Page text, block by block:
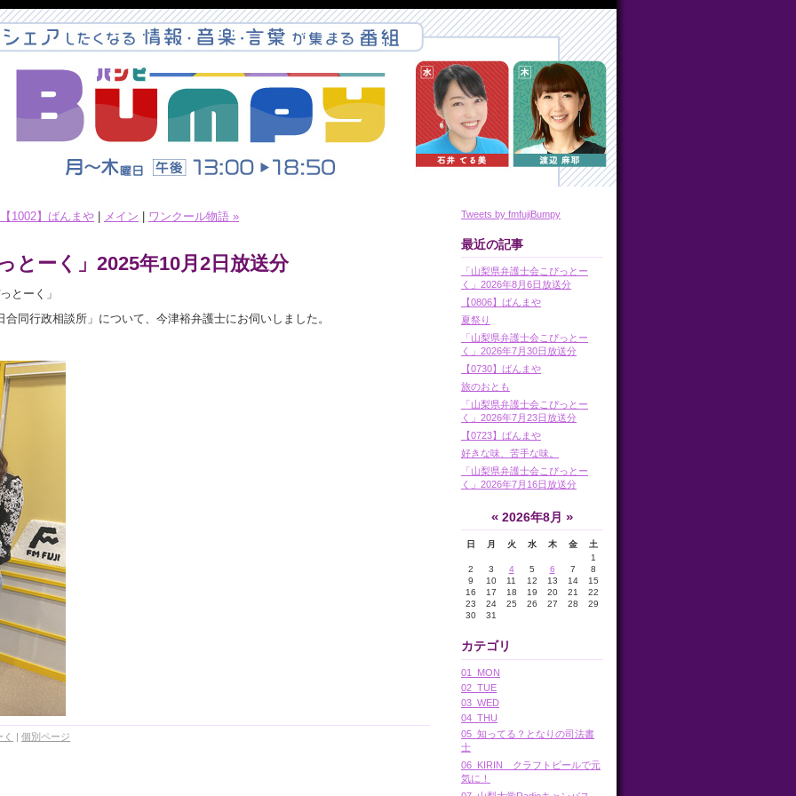
1002】ばんまや メイン ワンクール物語 »
とーく」2025年10月2日放送分
とーく」
同行政相談所」について、今津裕弁護士にお伺いしました。
| 個別ページ
Tweets by fmfujiBumpy
最近の記事
「山梨県弁護士会こぴっとー
く」2026年8月6日放送分
【0806】ばんまや
夏祭り
「山梨県弁護士会こぴっとー
く」2026年7月30日放送分
【0730】ばんまや
旅のおとも
「山梨県弁護士会こぴっとー
く」2026年7月23日放送分
【0723】ばんまや
好きな味、苦手な味。
「山梨県弁護士会こぴっとー
く」2026年7月16日放送分
« 2026年8月 »
日 月 火 水 木 金
土
1
2
3 4 5 6 7
8
9
10 11 12 13 14
15
16
17 18 19 20 21
22
23
24 25 26 27 28
29
30
31
カテゴリ
01_MON
02_TUE
03_WED
04_THU
05_知ってる？となりの司法書
士
06_KIRIN クラフトビールで元
気に！